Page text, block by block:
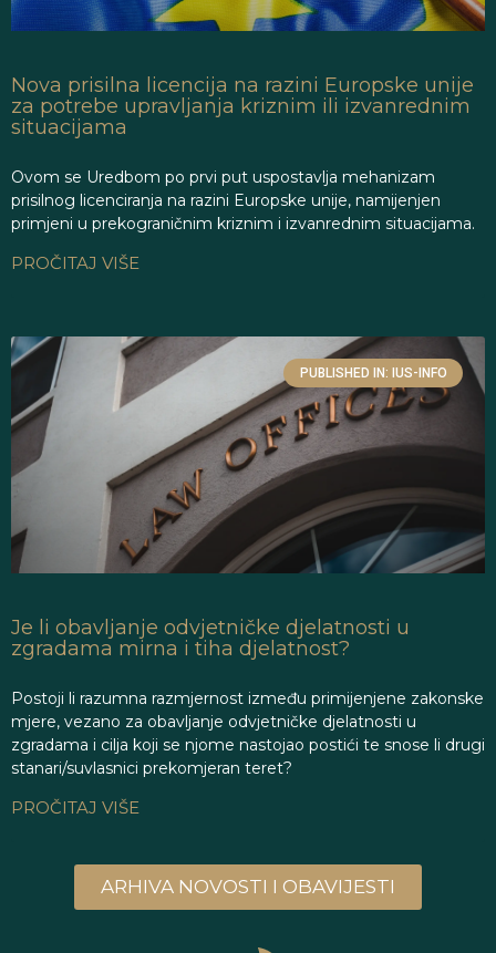
Nova prisilna licencija na razini Europske unije
za potrebe upravljanja kriznim ili izvanrednim
situacijama
Ovom se Uredbom po prvi put uspostavlja mehanizam
prisilnog licenciranja na razini Europske unije, namijenjen
primjeni u prekograničnim kriznim i izvanrednim situacijama.
PROČITAJ VIŠE
PUBLISHED IN: IUS-INFO
Je li obavljanje odvjetničke djelatnosti u
zgradama mirna i tiha djelatnost?
Postoji li razumna razmjernost između primijenjene zakonske
mjere, vezano za obavljanje odvjetničke djelatnosti u
zgradama i cilja koji se njome nastojao postići te snose li drugi
stanari/suvlasnici prekomjeran teret?
PROČITAJ VIŠE
ARHIVA NOVOSTI I OBAVIJESTI